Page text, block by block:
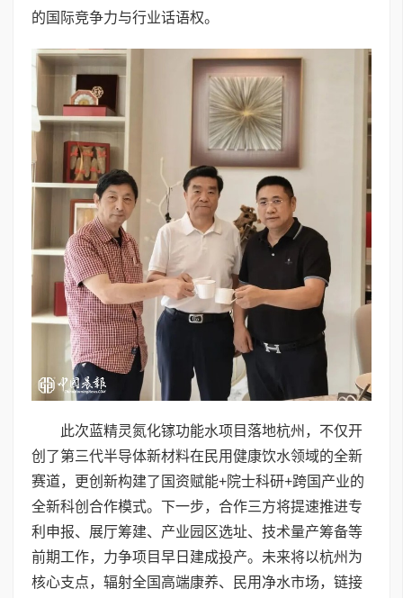
的国际竞争力与行业话语权。
此次蓝精灵氮化镓功能水项目落地杭州，不仅开
创了第三代半导体新材料在民用健康饮水领域的全新
赛道，更创新构建了国资赋能+院士科研+跨国产业的
全新科创合作模式。下一步，合作三方将提速推进专
利申报、展厅筹建、产业园区选址、技术量产筹备等
前期工作，力争项目早日建成投产。未来将以杭州为
核心支点，辐射全国高端康养、民用净水市场，链接